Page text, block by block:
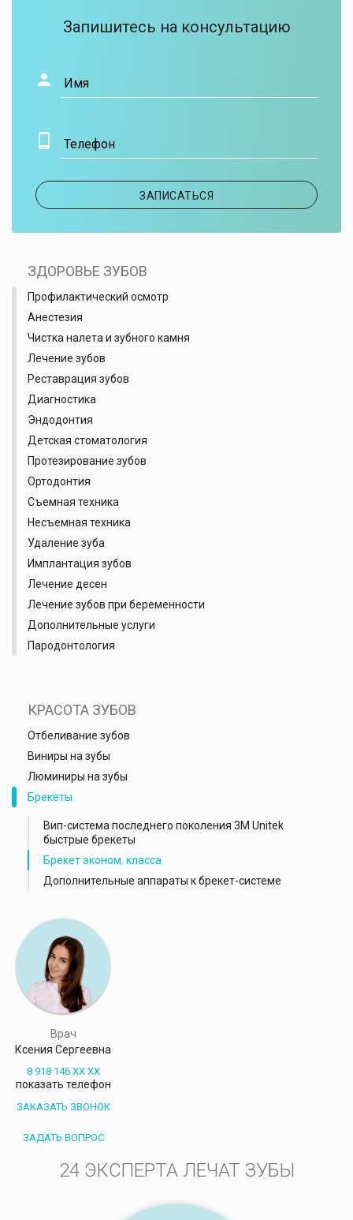
Запишитесь на консультацию
Имя
Телефон
ЗАПИСАТЬСЯ
ЗДОРОВЬЕ ЗУБОВ
Профилактический осмотр
Анестезия
Чистка налета и зубного камня
Лечение зубов
Реставрация зубов
Диагностика
Эндодонтия
Детская стоматология
Протезирование зубов
Ортодонтия
Съемная техника
Несъемная техника
Удаление зуба
Имплантация зубов
Лечение десен
Лечение зубов при беременности
Дополнительные услуги
Пародонтология
КРАСОТА ЗУБОВ
Отбеливание зубов
Виниры на зубы
Люминиры на зубы
Брекеты
Вип-система последнего поколения 3М Unitek
быстрые брекеты
Брекет эконом. класса
Дополнительные аппараты к брекет-системе
Врач
Ксения Сергеевна
8 918 146 XX XX
показать телефон
ЗАКАЗАТЬ ЗВОНОК
ЗАДАТЬ ВОПРОС
24 ЭКСПЕРТА ЛЕЧАТ ЗУБЫ